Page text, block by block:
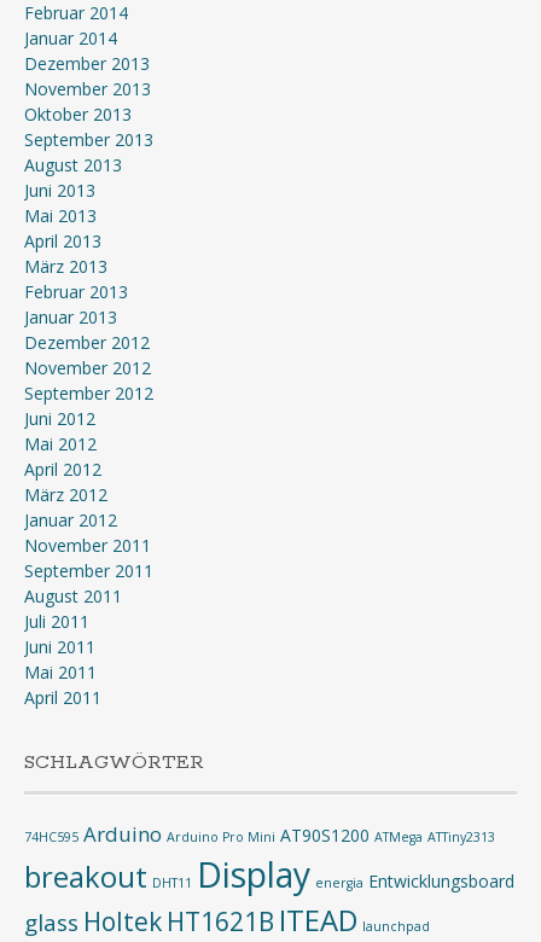
Februar 2014
Januar 2014
Dezember 2013
November 2013
Oktober 2013
September 2013
August 2013
Juni 2013
Mai 2013
April 2013
März 2013
Februar 2013
Januar 2013
Dezember 2012
November 2012
September 2012
Juni 2012
Mai 2012
April 2012
März 2012
Januar 2012
November 2011
September 2011
August 2011
Juli 2011
Juni 2011
Mai 2011
April 2011
SCHLAGWÖRTER
74HC595 Arduino Arduino Pro Mini AT90S1200 ATMega ATTiny2313
breakout DHT11 Display energia Entwicklungsboard
glass Holtek HT1621B ITEAD launchpad